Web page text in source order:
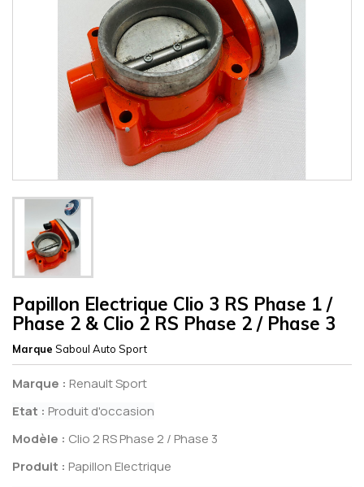
Papillon Electrique Clio 3 RS Phase 1 /
Phase 2 & Clio 2 RS Phase 2 / Phase 3
Marque Saboul Auto Sport
Marque : Renault Sport
Etat : Produit d'occasion
Modèle : Clio 2 RS Phase 2 / Phase 3
Produit : Papillon Electrique